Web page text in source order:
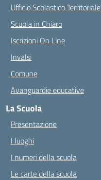
Ufficio Scolastico Territoriale
Scuola in Chiaro
Iscrizioni On Line
Invalsi
Comune
Avanguardie educative
La Scuola
Presentazione
I luoghi
I numeri della scuola
Le carte della scuola